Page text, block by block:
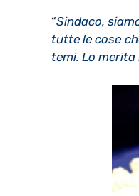
“Sindaco,
tutte le cose
temi. Lo